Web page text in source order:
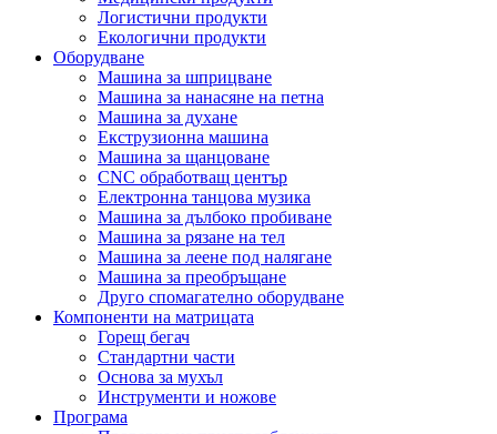
Логистични продукти
Екологични продукти
Оборудване
Машина за шприцване
Машина за нанасяне на петна
Машина за духане
Екструзионна машина
Машина за щанцоване
CNC обработващ център
Електронна танцова музика
Машина за дълбоко пробиване
Машина за рязане на тел
Машина за леене под налягане
Машина за преобръщане
Друго спомагателно оборудване
Компоненти на матрицата
Горещ бегач
Стандартни части
Основа за мухъл
Инструменти и ножове
Програма